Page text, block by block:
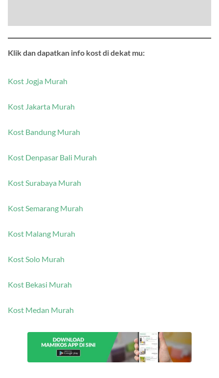
Klik dan dapatkan info kost di dekat mu:
Kost Jogja Murah
Kost Jakarta Murah
Kost Bandung Murah
Kost Denpasar Bali Murah
Kost Surabaya Murah
Kost Semarang Murah
Kost Malang Murah
Kost Solo Murah
Kost Bekasi Murah
Kost Medan Murah